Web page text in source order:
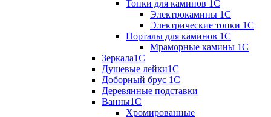
Топки для каминов 1C
Электрокамины 1С
Электрические топки 1C
Порталы для каминов 1С
Мраморные камины 1C
Зеркала1С
Душевые лейки1С
Доборный брус 1С
Деревянные подставки
Ванны1С
Хромированные